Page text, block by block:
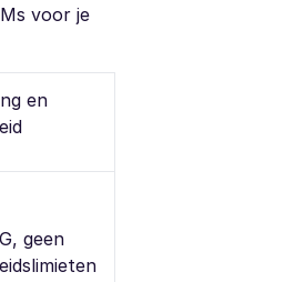
voor je
en
geen